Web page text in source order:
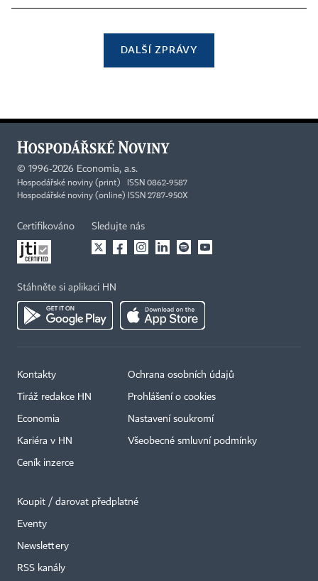
DALŠÍ ZPRÁVY
© 1996-2026 Economia, a.s.
Hospodářské noviny (print) ISSN 0862-9587
Hospodářské noviny (online) ISSN 2787-950X
Certifikováno Sledujte nás
Stáhněte si aplikaci HN
Kontakty
Tiráž redakce HN
Economia
Kariéra v HN
Ceník inzerce
Ochrana osobních údajů
Prohlášení o cookies
Nastavení soukromí
Všeobecné smluvní podmínky
Koupit / darovat předplatné
Eventy
Newslettery
RSS kanály